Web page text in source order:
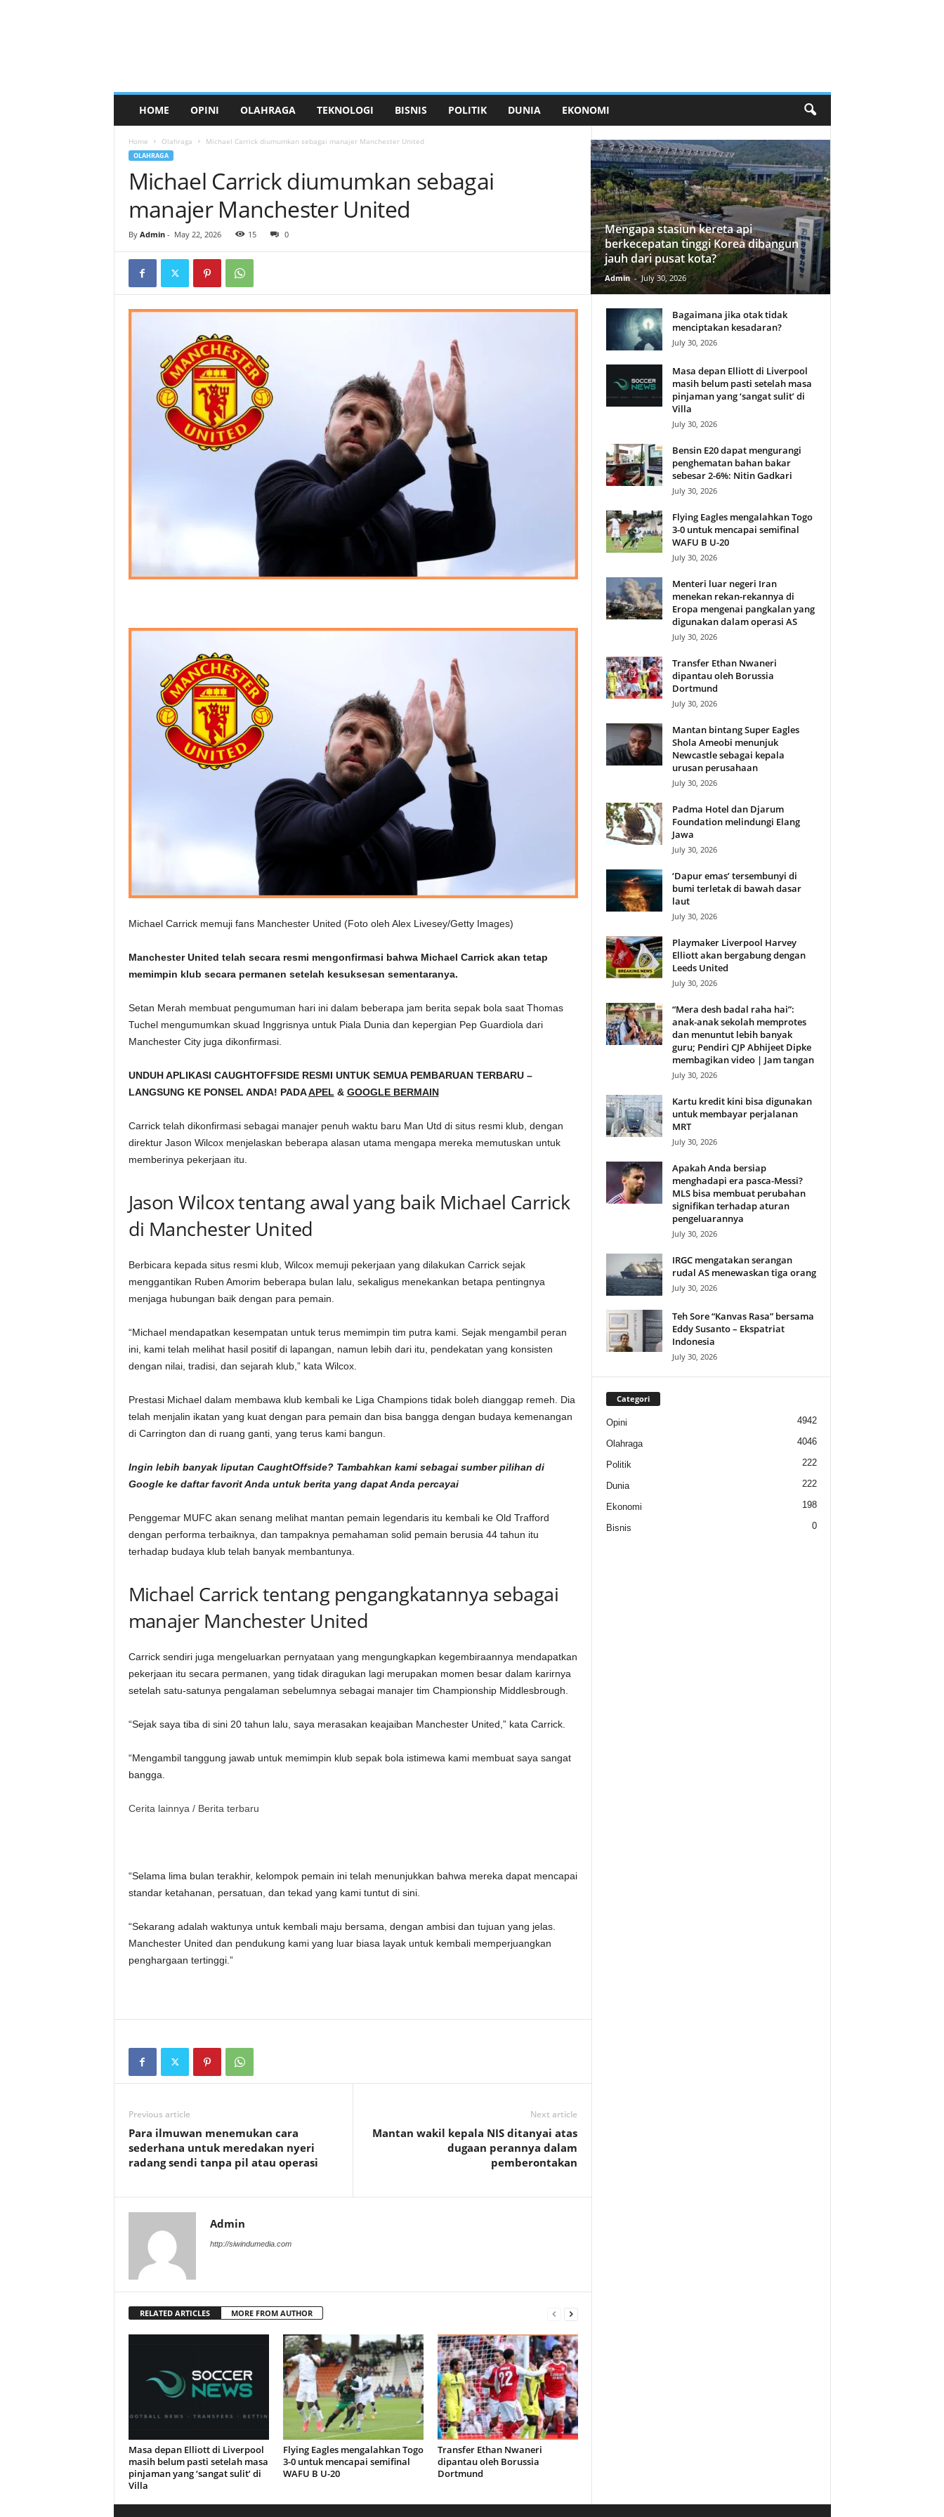
HOME OPINI OLAHRAGA TEKNOLOGI BISNIS POLITIK DUNIA EKONOMI
Home Olahraga Michael Carrick diumumkan sebagai manajer Manchester United
OLAHRAGA
Michael Carrick diumumkan sebagai
manajer Manchester United
By Admin- May 22, 2026 15 0
Michael Carrick memuji fans Manchester United (Foto oleh Alex Livesey/Getty Images)
Manchester United telah secara resmi mengonfirmasi bahwa Michael Carrick akan tetap
memimpin klub secara permanen setelah kesuksesan sementaranya.
Setan Merah membuat pengumuman hari ini dalam beberapa jam berita sepak bola saat Thomas
Tuchel mengumumkan skuad Inggrisnya untuk Piala Dunia dan kepergian Pep Guardiola dari
Manchester City juga dikonfirmasi.
UNDUH APLIKASI CAUGHTOFFSIDE RESMI UNTUK SEMUA PEMBARUAN TERBARU –
LANGSUNG KE PONSEL ANDA! PADAAPEL& GOOGLE BERMAIN
Carrick telah dikonfirmasi sebagai manajer penuh waktu baru Man Utd di situs resmi klub, dengan
direktur Jason Wilcox menjelaskan beberapa alasan utama mengapa mereka memutuskan untuk
memberinya pekerjaan itu.
Jason Wilcox tentang awal yang baik Michael Carrick
di Manchester United
Berbicara kepada situs resmi klub, Wilcox memuji pekerjaan yang dilakukan Carrick sejak
menggantikan Ruben Amorim beberapa bulan lalu, sekaligus menekankan betapa pentingnya
menjaga hubungan baik dengan para pemain.
“Michael mendapatkan kesempatan untuk terus memimpin tim putra kami. Sejak mengambil peran
ini, kami telah melihat hasil positif di lapangan, namun lebih dari itu, pendekatan yang konsisten
dengan nilai, tradisi, dan sejarah klub,” kata Wilcox.
Prestasi Michael dalam membawa klub kembali ke Liga Champions tidak boleh dianggap remeh. Dia
telah menjalin ikatan yang kuat dengan para pemain dan bisa bangga dengan budaya kemenangan
di Carrington dan di ruang ganti, yang terus kami bangun.
Ingin lebih banyak liputan CaughtOffside? Tambahkan kami sebagai sumber pilihan di
Googleke daftar favorit Anda untuk berita yang dapat Anda percayai
Penggemar MUFC akan senang melihat mantan pemain legendaris itu kembali ke Old Trafford
dengan performa terbaiknya, dan tampaknya pemahaman solid pemain berusia 44 tahun itu
terhadap budaya klub telah banyak membantunya.
Michael Carrick tentang pengangkatannya sebagai
manajer Manchester United
Carrick sendiri juga mengeluarkan pernyataan yang mengungkapkan kegembiraannya mendapatkan
pekerjaan itu secara permanen, yang tidak diragukan lagi merupakan momen besar dalam karirnya
setelah satu-satunya pengalaman sebelumnya sebagai manajer tim Championship Middlesbrough.
“Sejak saya tiba di sini 20 tahun lalu, saya merasakan keajaiban Manchester United,” kata Carrick.
“Mengambil tanggung jawab untuk memimpin klub sepak bola istimewa kami membuat saya sangat
bangga.
Cerita lainnya / Berita terbaru
“Selama lima bulan terakhir, kelompok pemain ini telah menunjukkan bahwa mereka dapat mencapai
standar ketahanan, persatuan, dan tekad yang kami tuntut di sini.
“Sekarang adalah waktunya untuk kembali maju bersama, dengan ambisi dan tujuan yang jelas.
Manchester United dan pendukung kami yang luar biasa layak untuk kembali memperjuangkan
penghargaan tertinggi.”
Previous article
Para ilmuwan menemukan cara
sederhana untuk meredakan nyeri
radang sendi tanpa pil atau operasi
Next article
Mantan wakil kepala NIS ditanyai atas
dugaan perannya dalam
pemberontakan
Admin
http://siwindumedia.com
RELATED ARTICLES MORE FROM AUTHOR
Masa depan Elliott di Liverpool
masih belum pasti setelah masa
pinjaman yang ‘sangat sulit’ di
Villa
Flying Eagles mengalahkan Togo
3-0 untuk mencapai semifinal
WAFU B U-20
Transfer Ethan Nwaneri
dipantau oleh Borussia
Dortmund
Mengapa stasiun kereta api
berkecepatan tinggi Korea dibangun
jauh dari pusat kota?
Admin - July 30, 2026
Bagaimana jika otak tidak
menciptakan kesadaran?
July 30, 2026
Masa depan Elliott di Liverpool
masih belum pasti setelah masa
pinjaman yang ‘sangat sulit’ di
Villa
July 30, 2026
Bensin E20 dapat mengurangi
penghematan bahan bakar
sebesar 2-6%: Nitin Gadkari
July 30, 2026
Flying Eagles mengalahkan Togo
3-0 untuk mencapai semifinal
WAFU B U-20
July 30, 2026
Menteri luar negeri Iran
menekan rekan-rekannya di
Eropa mengenai pangkalan yang
digunakan dalam operasi AS
July 30, 2026
Transfer Ethan Nwaneri
dipantau oleh Borussia
Dortmund
July 30, 2026
Mantan bintang Super Eagles
Shola Ameobi menunjuk
Newcastle sebagai kepala
urusan perusahaan
July 30, 2026
Padma Hotel dan Djarum
Foundation melindungi Elang
Jawa
July 30, 2026
‘Dapur emas’ tersembunyi di
bumi terletak di bawah dasar
laut
July 30, 2026
Playmaker Liverpool Harvey
Elliott akan bergabung dengan
Leeds United
July 30, 2026
“Mera desh badal raha hai”:
anak-anak sekolah memprotes
dan menuntut lebih banyak
guru; Pendiri CJP Abhijeet Dipke
membagikan video | Jam tangan
July 30, 2026
Kartu kredit kini bisa digunakan
untuk membayar perjalanan
MRT
July 30, 2026
Apakah Anda bersiap
menghadapi era pasca-Messi?
MLS bisa membuat perubahan
signifikan terhadap aturan
pengeluarannya
July 30, 2026
IRGC mengatakan serangan
rudal AS menewaskan tiga orang
July 30, 2026
Teh Sore “Kanvas Rasa” bersama
Eddy Susanto – Ekspatriat
Indonesia
July 30, 2026
Categori
Opini 4942
Olahraga 4046
Politik 222
Dunia 222
Ekonomi 198
Bisnis 0